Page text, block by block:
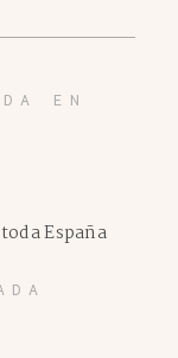
EN
España